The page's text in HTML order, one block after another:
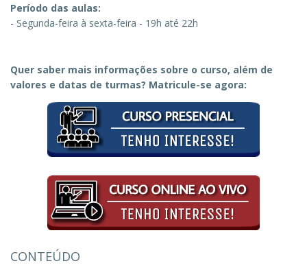
Período das aulas:
- Segunda-feira à sexta-feira - 19h até 22h
Quer saber mais informações sobre o curso, além de
valores e datas de turmas? Matricule-se agora:
CONTEÚDO